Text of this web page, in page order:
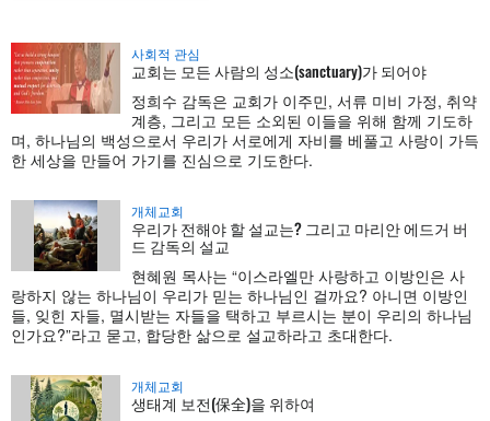
사회적 관심
교회는 모든 사람의 성소(sanctuary)가 되어야
정희수 감독은 교회가 이주민, 서류 미비 가정, 취약
계층, 그리고 모든 소외된 이들을 위해 함께 기도하
며, 하나님의 백성으로서 우리가 서로에게 자비를 베풀고 사랑이 가득
한 세상을 만들어 가기를 진심으로 기도한다.
개체교회
우리가 전해야 할 설교는? 그리고 마리안 에드거 버
드 감독의 설교
현혜원 목사는 “이스라엘만 사랑하고 이방인은 사
랑하지 않는 하나님이 우리가 믿는 하나님인 걸까요? 아니면 이방인
들, 잊힌 자들, 멸시받는 자들을 택하고 부르시는 분이 우리의 하나님
인가요?”라고 묻고, 합당한 삶으로 설교하라고 초대한다.
개체교회
생태계 보전(保全)을 위하여